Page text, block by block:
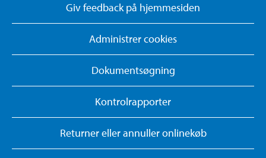
Giv feedback på hjemmesiden
Administrer cookies
Dokumentsøgning
Kontrolrapporter
Returner eller annuller onlinekøb